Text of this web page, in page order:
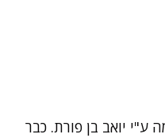
ע"י יואב בן פורת. כבר